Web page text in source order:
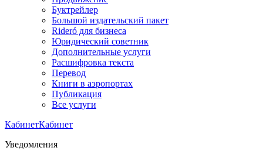
Буктрейлер
Большой издательский пакет
Rideró для бизнеса
Юридический советник
Дополнительные услуги
Расшифровка текста
Перевод
Книги в аэропортах
Публикация
Все услуги
КабинетКабинет
Уведомления